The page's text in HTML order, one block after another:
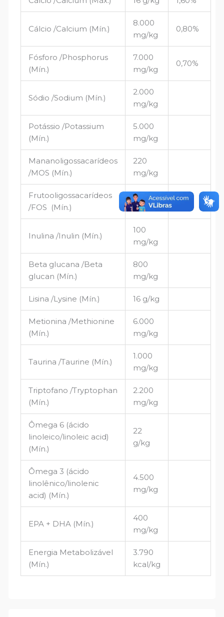
Cálcio /Calcium (Mín.)
8.000
mg/kg
0,80%
Fósforo /Phosphorus
(Mín.)
7.000
mg/kg
0,70%
Sódio /Sodium (Mín.)
2.000
mg/kg
Potássio /Potassium
(Mín.)
5.000
mg/kg
Mananoligossacarídeos
/MOS (Mín.)
220
mg/kg
Frutooligossacarídeos
/FOS (Mín.)
220
mg/kg
Inulina /Inulin (Mín.)
100
mg/kg
Beta glucana /Beta
glucan (Mín.)
800
mg/kg
Lisina /Lysine (Mín.) 16 g/kg
Metionina /Methionine
(Mín.)
6.000
mg/kg
Taurina /Taurine (Mín.)
1.000
mg/kg
Triptofano /Tryptophan
(Mín.)
2.200
mg/kg
Ômega 6 (ácido
linoleico/linoleic acid)
(Mín.)
22
g/kg
Ômega 3 (ácido
linolênico/linolenic
acid) (Mín.)
4.500
mg/kg
EPA + DHA (Mín.)
400
mg/kg
Energia Metabolizável
(Mín.)
3.790
kcal/kg